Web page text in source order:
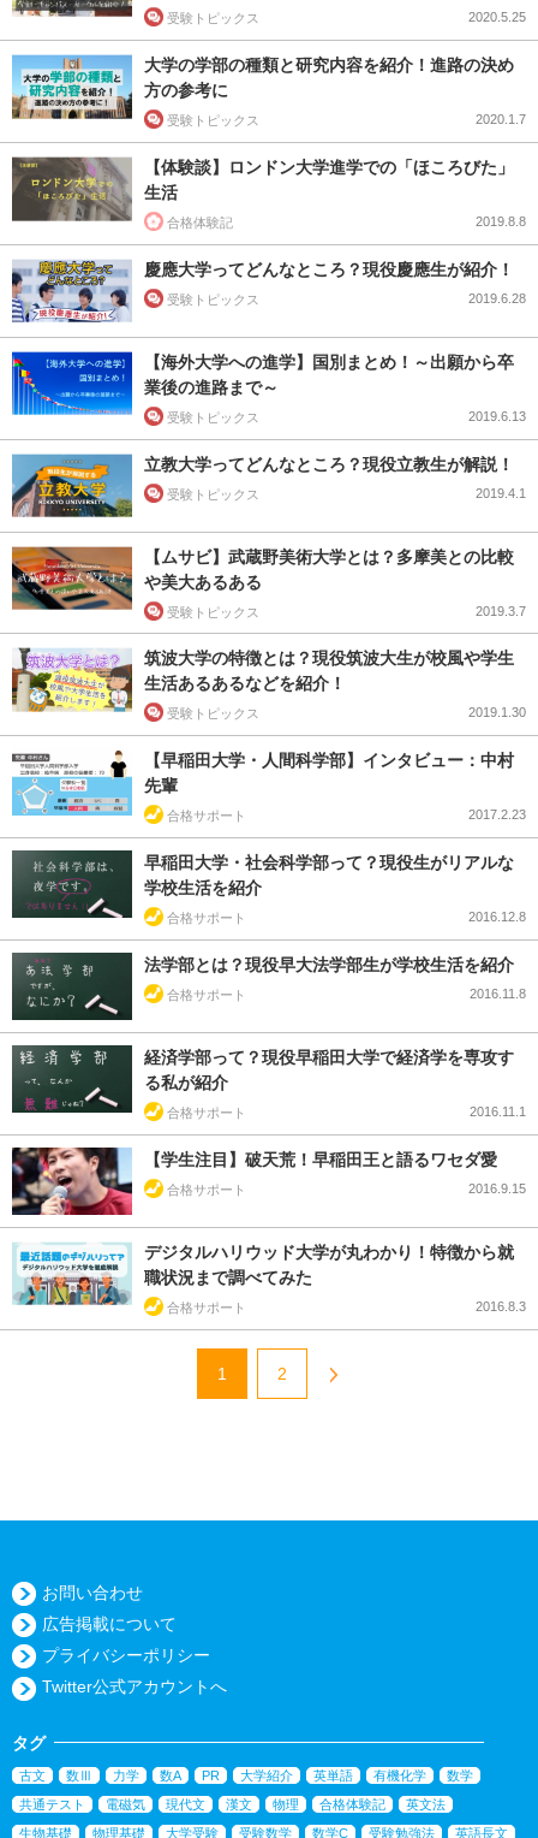
受験トピックス 2020.5.25
大学の学部の種類と研究内容を紹介！進路の決め
方の参考に
受験トピックス 2020.1.7
【体験談】ロンドン大学進学での「ほころびた」
生活
合格体験記 2019.8.8
慶應大学ってどんなところ？現役慶應生が紹介！
受験トピックス 2019.6.28
【海外大学への進学】国別まとめ！～出願から卒
業後の進路まで～
受験トピックス 2019.6.13
立教大学ってどんなところ？現役立教生が解説！
受験トピックス 2019.4.1
【ムサビ】武蔵野美術大学とは？多摩美との比較
や美大あるある
受験トピックス 2019.3.7
筑波大学の特徴とは？現役筑波大生が校風や学生
生活あるあるなどを紹介！
受験トピックス 2019.1.30
【早稲田大学・人間科学部】インタビュー：中村
先輩
合格サポート 2017.2.23
早稲田大学・社会科学部って？現役生がリアルな
学校生活を紹介
合格サポート 2016.12.8
法学部とは？現役早大法学部生が学校生活を紹介
合格サポート 2016.11.8
経済学部って？現役早稲田大学で経済学を専攻す
る私が紹介
合格サポート 2016.11.1
【学生注目】破天荒！早稲田王と語るワセダ愛
合格サポート 2016.9.15
デジタルハリウッド大学が丸わかり！特徴から就
職状況まで調べてみた
合格サポート 2016.8.3
1 2
お問い合わせ
広告掲載について
プライバシーポリシー
Twitter公式アカウントへ
タグ
古文 数Ⅲ 力学 数A PR 大学紹介 英単語 有機化学
数学
共通テスト
電磁気 現代文 漢文 物理 合格体験記
英文法
生物基礎
物理基礎 大学受験 受験数学 数学C 受験勉強法 英語長文